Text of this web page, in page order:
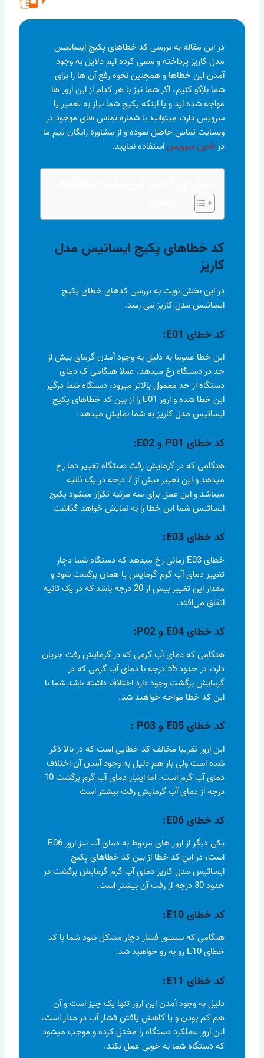
در این مقاله به بررسی کد خطاهای پکیج ایساتیس
مدل کاریز پرداخته و سعی کرده ایم دلایل به وجود
آمدن این خطاها و همچنین نحوه رفع آن ها را برای
شما بازگو کنیم، اگر شما نیز با هر کدام از این ارور ها
مواجه شده اید و یا اینکه پکیج شما نیاز به تعمیر یا
سرویس دارد، میتوانید با شماره تماس های موجود در
وبسایت تماس حاصل نموده و از مشاوره رایگان تیم ما
درنادین سرویساستفاده نمایید.
کد خطاهای پکیج ایساتیس مدل
کاریز
در این بخش نوبت به بررسی کدهای خطای پکیج
ایساتیس مدل کاریز می رسد.
کد خطای E01
:
این خطا عموما به دلیل به وجود آمدن گرمای بیش از
حد در دستگاه رخ میدهد، عملا هنگامی ک دمای
دستگاه از حد معمول بالاتر میرود، دستگاه شما درگیر
این خطا شده و ارور E01 را از بین کد خطاهای پکیج
ایساتیس مدل کاریز به شما نمایش میدهد.
کد خطای P01 و E02
:
هنگامی که در گرمایش رفت دستگاه تغییر دما رخ
میدهد و این تغییر بیش از 7 درجه در یک ثانیه
میباشد و این عمل برای سه مرتبه تکرار میشود پکیج
ایساتیس شما این خطا را به نمایش خواهد گذاشت
کد خطایE03
:
خطای E03 زمانی رخ میدهد که دستگاه شما دچار
تغییر دمای آب گرم گرمایش یا همان برگشت شود و
مقدار این تغییر بیش از 20 درجه باشد که در یک ثانیه
اتفاق می‌افتد.
کد خطایE04 و P02 :
هنگامی که دمای آب گرمی که در گرمایش رفت جریان
دارد، در حدود 55 درجه با دمای آب گرمی که در
گرمایش برگشت وجود دارد اختلاف داشته باشد شما با
این کد خطا مواجه خواهید شد.
کد خطایE05 و P03 :
این ارور تقریبا مخالف کد خطایی است که در بالا ذکر
شده است ولی باز هم دلیل به وجود آمدن آن اختلاف
دمای آب گرم است، اما اینبار دمای آب گرم برگشت 10
درجه از دمای آب گرمایش رفت بیشتر است
کد خطایE06
:
یکی دیگر از ارور های مربوط به دمای آب نیز ارور E06
است، در این کد خطا از بین کد خطاهای پکیج
ایساتیس مدل کاریز دمای آب گرم گرمایش برگشت در
حدود 30 درجه از رفت آن بیشتر است.
کد خطایE10
:
هنگامی که سنسور فشار دچار مشکل شود شما با کد
خطای E10 رو به رو خواهید شد.
کد خطای E11
:
دلیل به وجود آمدن این ارور تنها یک چیز است و آن
هم کم بودن و یا کاهش یافتن فشار آب در مدار است،
این ارور عملکرد دستگاه را مختل کرده و موجب میشود
که دستگاه شما به خوبی عمل نکند.